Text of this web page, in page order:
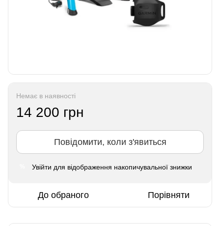
Немає в наявності
14 200 грн
Повідомити, коли з'явиться
Увійти для відображення накопичувальної знижки
До обраного Порівняти